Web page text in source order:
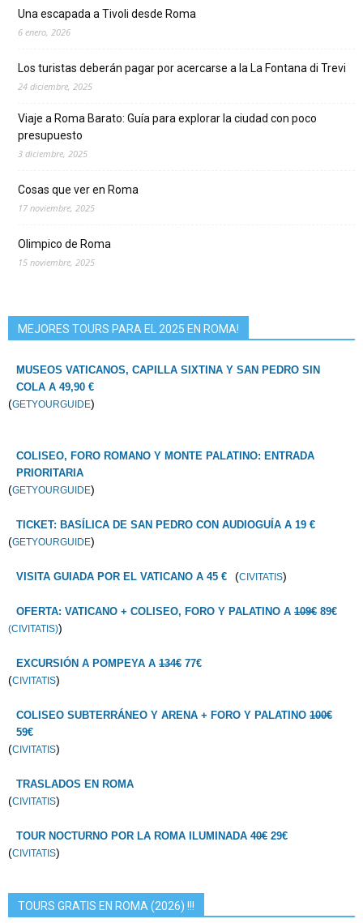
Una escapada a Tivoli desde Roma
6 enero, 2026
Los turistas deberán pagar por acercarse a la La Fontana di Trevi
24 diciembre, 2025
Viaje a Roma Barato: Guía para explorar la ciudad con poco
presupuesto
3 diciembre, 2025
Cosas que ver en Roma
17 noviembre, 2025
Olimpico de Roma
15 noviembre, 2025
MEJORES TOURS PARA EL 2025 EN ROMA!
MUSEOS VATICANOS, CAPILLA SIXTINA Y SAN PEDRO SIN
COLA A 49,90 €
(GETYOURGUIDE)
COLISEO, FORO ROMANO Y MONTE PALATINO: ENTRADA
PRIORITARIA
(GETYOURGUIDE)
TICKET: BASÍLICA DE SAN PEDRO CON AUDIOGUÍA A 19 €
(GETYOURGUIDE)
VISITA GUIADA POR EL VATICANO A 45 € (CIVITATIS)
OFERTA: VATICANO + COLISEO, FORO Y PALATINO A 109€ 89€
(CIVITATIS))
EXCURSIÓN A POMPEYA A 134€ 77€
(CIVITATIS)
COLISEO SUBTERRÁNEO Y ARENA + FORO Y PALATINO 100€
59€
(CIVITATIS)
TRASLADOS EN ROMA
(CIVITATIS)
TOUR NOCTURNO POR LA ROMA ILUMINADA 40€ 29€
(CIVITATIS)
TOURS GRATIS EN ROMA (2026) !!!